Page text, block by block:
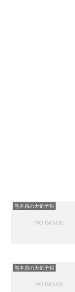
熊本県の天気予報
熊本県の天気予報